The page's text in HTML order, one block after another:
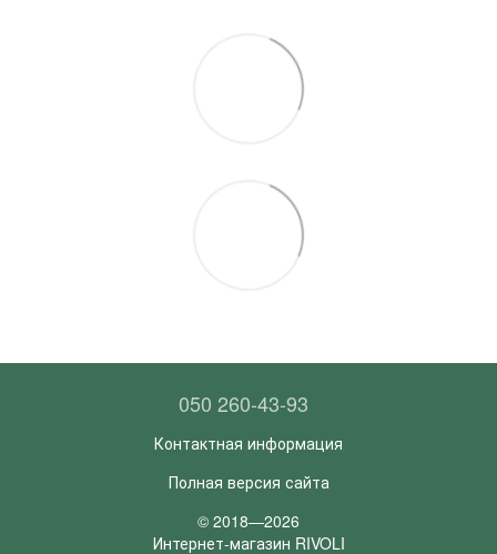
050 260-43-93
Контактная информация
Полная версия сайта
© 2018—2026
Интернет-магазин RIVOLI